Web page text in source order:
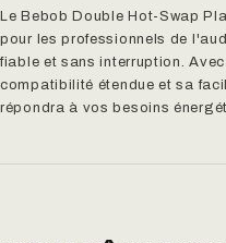
Le Bebob Double Hot-Swap
pour les professionnels de
fiable et sans interruption.
compatibilité étendue et sa
répondra à vos besoins